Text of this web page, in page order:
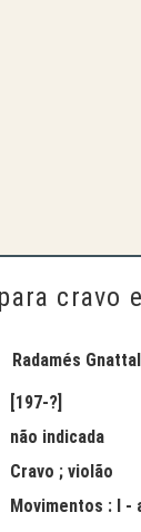
cravo
Radamés
[197-?]
não indicada
Cravo ; violão
Movimentos : I -